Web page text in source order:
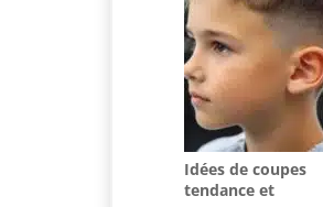
Idées de coupes
tendance et